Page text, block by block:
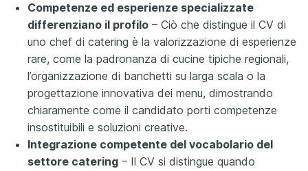
Competenze ed esperienze specializzate
differenziano il profilo – Ciò che distingue il CV di
uno chef di catering è la valorizzazione di esperienze
rare, come la padronanza di cucine tipiche regionali,
l’organizzazione di banchetti su larga scala o la
progettazione innovativa dei menu, dimostrando
chiaramente come il candidato porti competenze
insostituibili e soluzioni creative.
Integrazione competente del vocabolario del
settore catering – Il CV si distingue quando